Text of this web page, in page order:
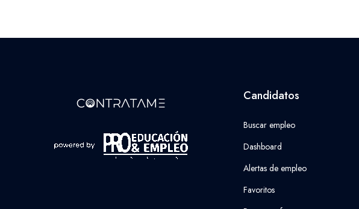
Candidatos
Buscar empleo
Dashboard
Alertas de empleo
Favoritos